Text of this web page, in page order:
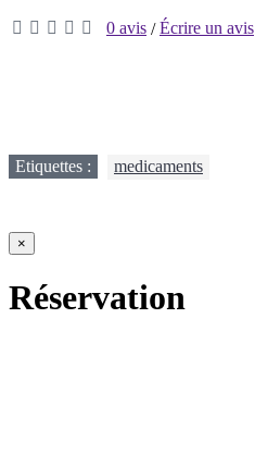
0 avis /Écrire un avis
Etiquettes : medicaments
×
Réservation